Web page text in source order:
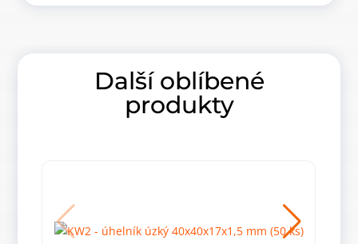
Další oblíbené
produkty